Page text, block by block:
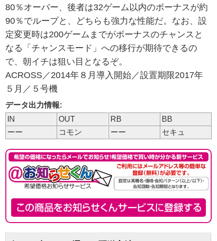
80％オーバー、後者は32ゲーム以内のボーナスが約
90％でループと、どちらも強力な性能だ。なお、設
定変更時は200ゲームまでがボーナスのチャンスと
なる「チャンスモード」への移行が期待できるの
で、朝イチは狙い目となるぞ。
ACROSS／2014年８月導入開始／設置期限2017年
５月／５号機
データ出力情報:
IN
OUT RB
BB
ーー
コモン ーー セキュ